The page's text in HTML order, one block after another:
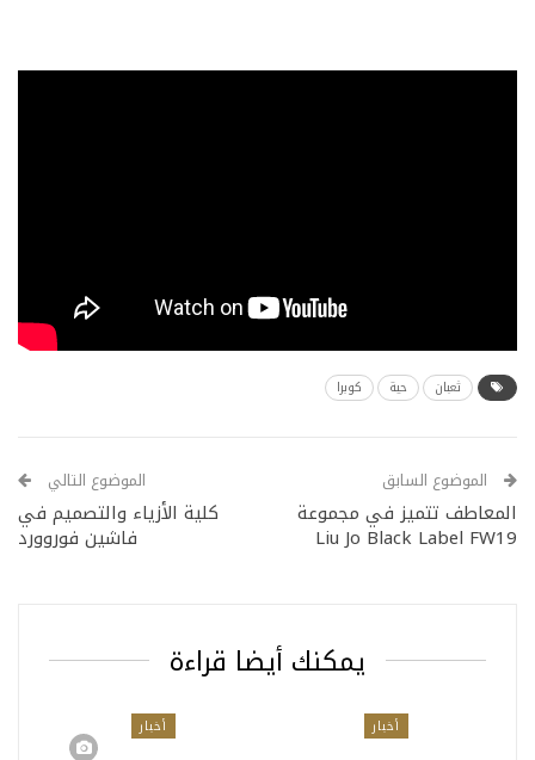
ثعبان حية كوبرا
الموضوع السابق
المعاطف تتميز في مجموعة
Liu Jo Black Label FW19
الموضوع التالي
كلية الأزياء والتصميم في
فاشين فوروورد
يمكنك أيضا قراءة
أخبار أخبار